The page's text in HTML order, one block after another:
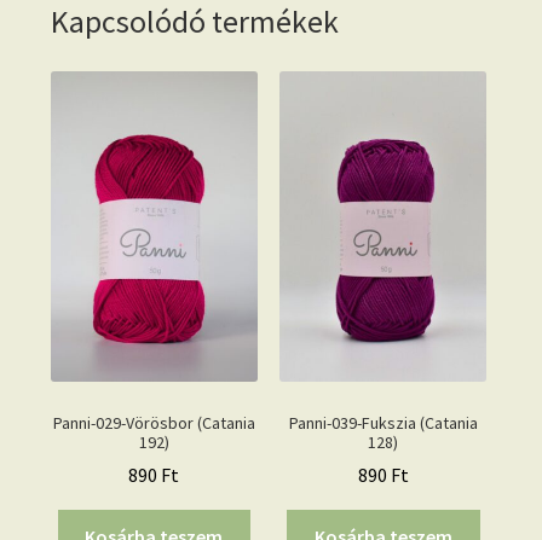
Kapcsolódó termékek
Panni-029-Vörösbor (Catania
192)
890 Ft
Panni-039-Fukszia (Catania
128)
890 Ft